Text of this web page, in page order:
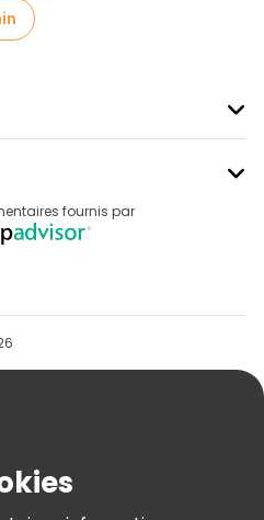
Légales
fournis par